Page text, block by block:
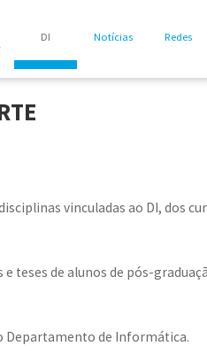
DI Notícias Redes
vinculadas ao DI, dos
teses de alunos de pós-
Departamento de Informática.